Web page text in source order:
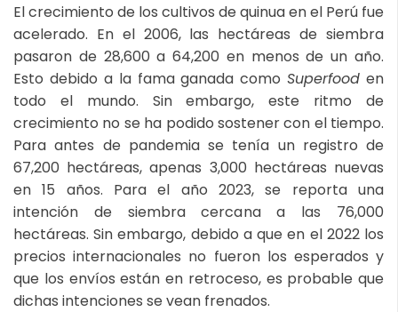
El crecimiento de los cultivos de quinua en el Perú fue
acelerado. En el 2006, las hectáreas de siembra
pasaron de 28,600 a 64,200 en menos de un año.
Esto debido a la fama ganada comoSuperfood en
todo el mundo. Sin embargo, este ritmo de
crecimiento no se ha podido sostener con el tiempo.
Para antes de pandemia se tenía un registro de
67,200 hectáreas, apenas 3,000 hectáreas nuevas
en 15 años. Para el año 2023, se reporta una
intención de siembra cercana a las 76,000
hectáreas. Sin embargo, debido a que en el 2022 los
precios internacionales no fueron los esperados y
que los envíos están en retroceso, es probable que
dichas intenciones se vean frenados.